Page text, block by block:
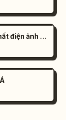
Ảnh chụp đường phố từ trên cao đầy chất điện ảnh của một cặp đôi